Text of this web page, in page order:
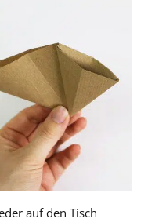
auf den Tisch